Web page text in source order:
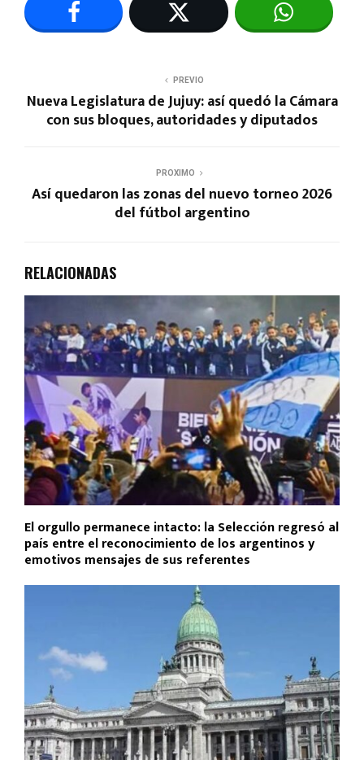
PREVIO
Nueva Legislatura de Jujuy: así quedó la Cámara
con sus bloques, autoridades y diputados
PROXIMO
Así quedaron las zonas del nuevo torneo 2026
del fútbol argentino
RELACIONADAS
El orgullo permanece intacto: la Selección regresó al
país entre el reconocimiento de los argentinos y
emotivos mensajes de sus referentes